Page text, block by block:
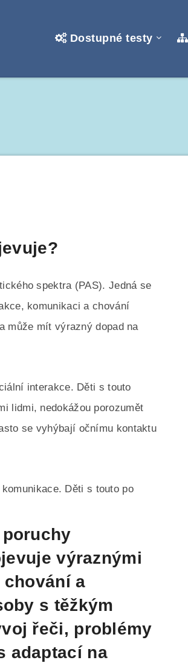
Dostupné testy
spektra (PAS). Jedná se
komunikaci a chování
může mít výrazný dopad na
interakce. Děti s touto
lidmi, nedokážou porozumět
se vyhýbají očnímu kontaktu
Děti s touto po
výraznými
a
s těžkým
řeči, problémy
adaptací na